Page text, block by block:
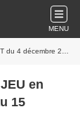
MENU
au 15 janvier 2021
en
15